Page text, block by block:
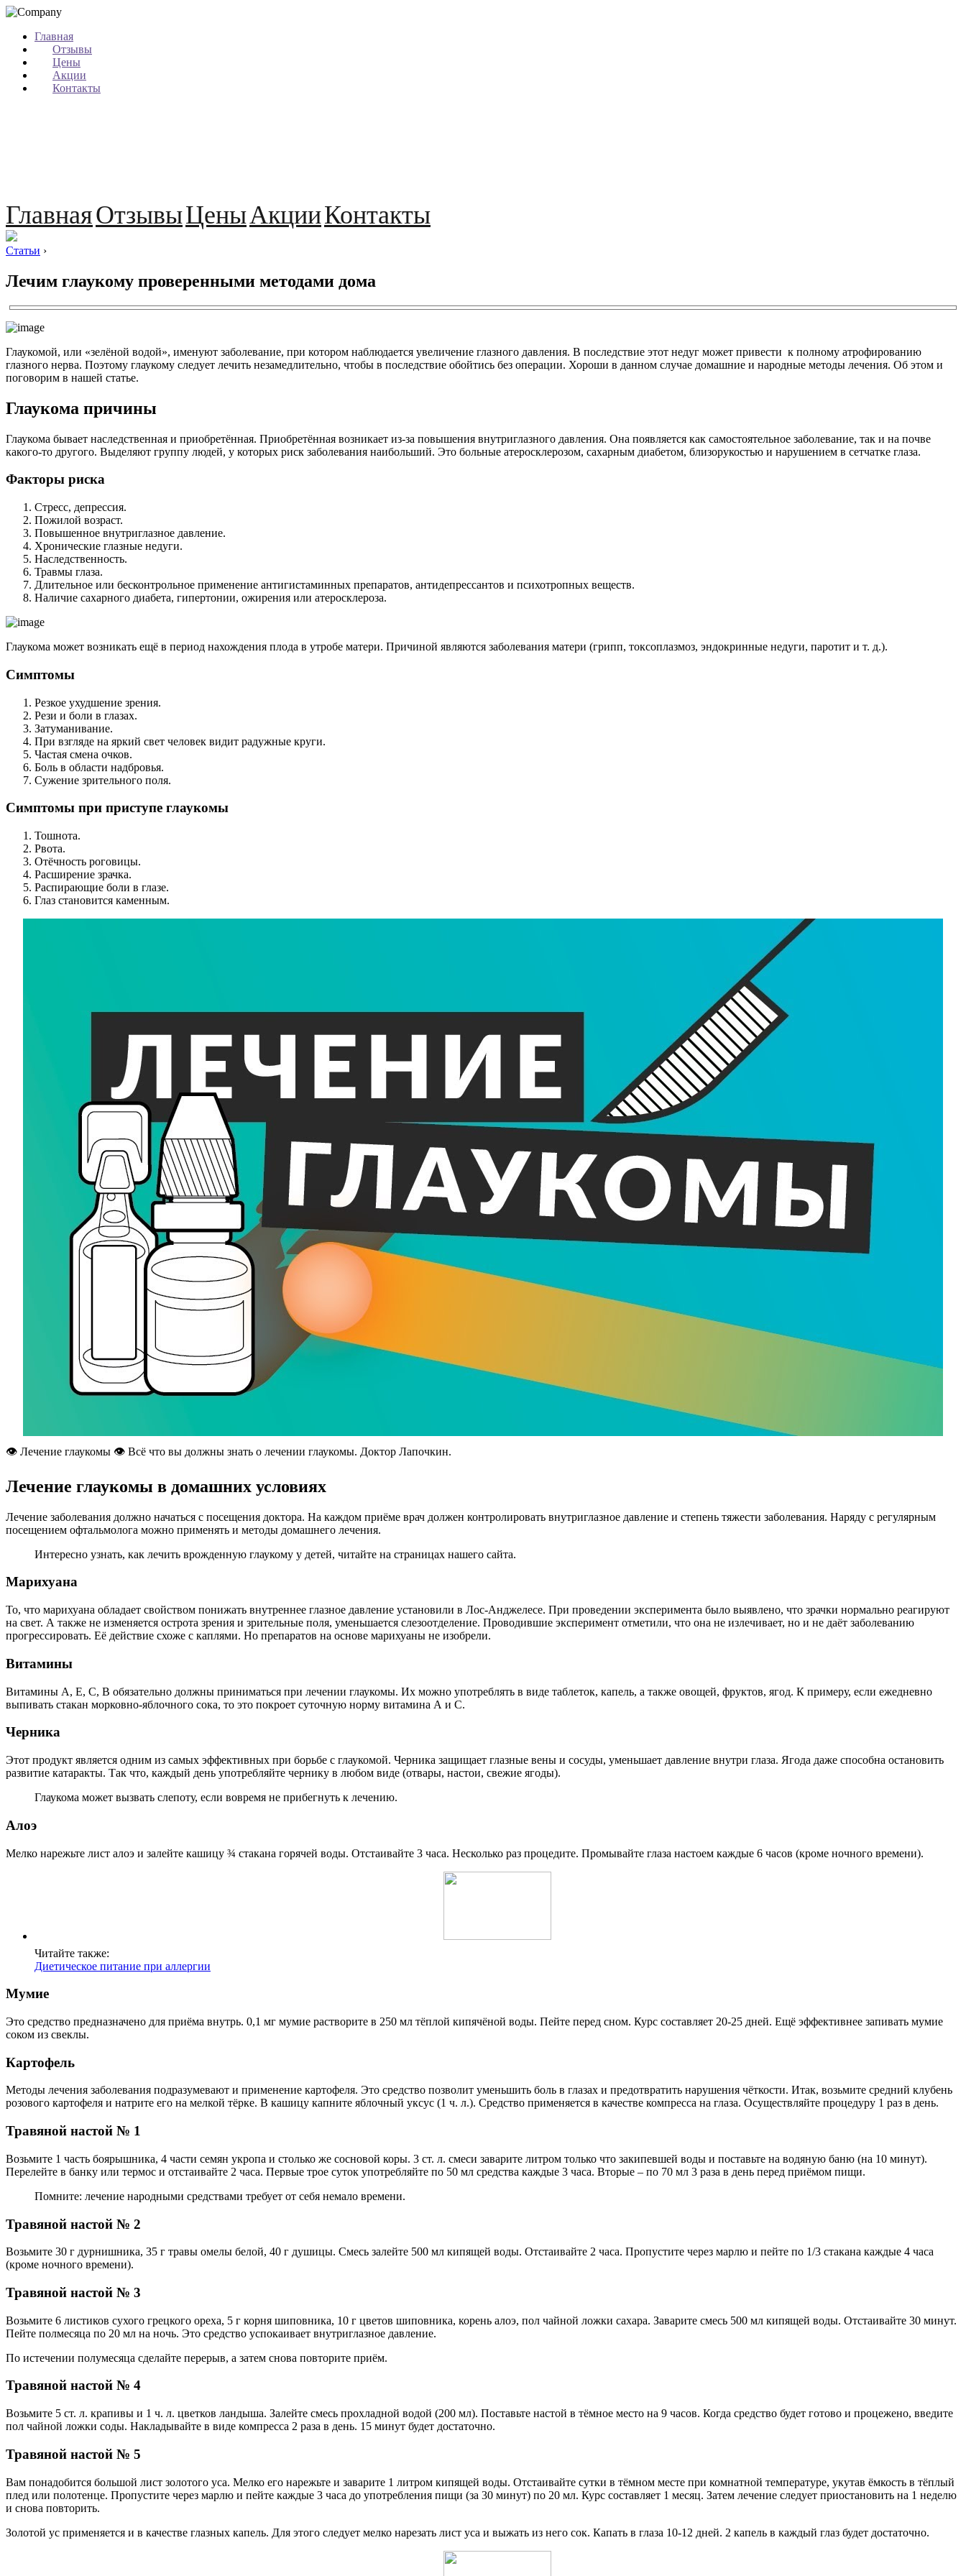
Главная
Отзывы
Цены
Акции
Контакты
ГлавнаяОтзывыЦеныАкцииКонтакты
Статьи ›
Лечим глаукому проверенными методами дома
Глаукомой, или «зелёной водой», именуют заболевание, при котором наблюдается увеличение глазного давления. В последствие этот недуг может привести к полному атрофированию
глазного нерва. Поэтому глаукому следует лечить незамедлительно, чтобы в последствие обойтись без операции. Хороши в данном случае домашние и народные методы лечения. Об этом и
поговорим в нашей статье.
Глаукома причины
Глаукома бывает наследственная и приобретённая. Приобретённая возникает из-за повышения внутриглазного давления. Она появляется как самостоятельное заболевание, так и на почве
какого-то другого. Выделяют группу людей, у которых риск заболевания наибольший. Это больные атеросклерозом, сахарным диабетом, близорукостью и нарушением в сетчатке глаза.
Факторы риска
Стресс, депрессия.
Пожилой возраст.
Повышенное внутриглазное давление.
Хронические глазные недуги.
Наследственность.
Травмы глаза.
Длительное или бесконтрольное применение антигистаминных препаратов, антидепрессантов и психотропных веществ.
Наличие сахарного диабета, гипертонии, ожирения или атеросклероза.
Глаукома может возникать ещё в период нахождения плода в утробе матери. Причиной являются заболевания матери (грипп, токсоплазмоз, эндокринные недуги, паротит и т. д.).
Симптомы
Резкое ухудшение зрения.
Рези и боли в глазах.
Затуманивание.
При взгляде на яркий свет человек видит радужные круги.
Частая смена очков.
Боль в области надбровья.
Сужение зрительного поля.
Симптомы при приступе глаукомы
Тошнота.
Рвота.
Отёчность роговицы.
Расширение зрачка.
Распирающие боли в глазе.
Глаз становится каменным.
👁️ Лечение глаукомы 👁️ Всё что вы должны знать о лечении глаукомы. Доктор Лапочкин.
Лечение глаукомы в домашних условиях
Лечение заболевания должно начаться с посещения доктора. На каждом приёме врач должен контролировать внутриглазное давление и степень тяжести заболевания. Наряду с регулярным
посещением офтальмолога можно применять и методы домашнего лечения.
Интересно узнать, как лечить врожденную глаукому у детей, читайте на страницах нашего сайта.
Марихуана
То, что марихуана обладает свойством понижать внутреннее глазное давление установили в Лос-Анджелесе. При проведении эксперимента было выявлено, что зрачки нормально реагируют
на свет. А также не изменяется острота зрения и зрительные поля, уменьшается слезоотделение. Проводившие эксперимент отметили, что она не излечивает, но и не даёт заболеванию
прогрессировать. Её действие схоже с каплями. Но препаратов на основе марихуаны не изобрели.
Витамины
Витамины А, Е, С, В обязательно должны приниматься при лечении глаукомы. Их можно употреблять в виде таблеток, капель, а также овощей, фруктов, ягод. К примеру, если ежедневно
выпивать стакан морковно-яблочного сока, то это покроет суточную норму витамина А и С.
Черника
Этот продукт является одним из самых эффективных при борьбе с глаукомой. Черника защищает глазные вены и сосуды, уменьшает давление внутри глаза. Ягода даже способна остановить
развитие катаракты. Так что, каждый день употребляйте чернику в любом виде (отвары, настои, свежие ягоды).
Глаукома может вызвать слепоту, если вовремя не прибегнуть к лечению.
Алоэ
Мелко нарежьте лист алоэ и залейте кашицу ¾ стакана горячей воды. Отстаивайте 3 часа. Несколько раз процедите. Промывайте глаза настоем каждые 6 часов (кроме ночного времени).
Читайте также:
Диетическое питание при аллергии
Мумие
Это средство предназначено для приёма внутрь. 0,1 мг мумие растворите в 250 мл тёплой кипячёной воды. Пейте перед сном. Курс составляет 20-25 дней. Ещё эффективнее запивать мумие
соком из свеклы.
Картофель
Методы лечения заболевания подразумевают и применение картофеля. Это средство позволит уменьшить боль в глазах и предотвратить нарушения чёткости. Итак, возьмите средний клубень
розового картофеля и натрите его на мелкой тёрке. В кашицу капните яблочный уксус (1 ч. л.). Средство применяется в качестве компресса на глаза. Осуществляйте процедуру 1 раз в день.
Травяной настой № 1
Возьмите 1 часть боярышника, 4 части семян укропа и столько же сосновой коры. 3 ст. л. смеси заварите литром только что закипевшей воды и поставьте на водяную баню (на 10 минут).
Перелейте в банку или термос и отстаивайте 2 часа. Первые трое суток употребляйте по 50 мл средства каждые 3 часа. Вторые – по 70 мл 3 раза в день перед приёмом пищи.
Помните: лечение народными средствами требует от себя немало времени.
Травяной настой № 2
Возьмите 30 г дурнишника, 35 г травы омелы белой, 40 г душицы. Смесь залейте 500 мл кипящей воды. Отстаивайте 2 часа. Пропустите через марлю и пейте по 1/3 стакана каждые 4 часа
(кроме ночного времени).
Травяной настой № 3
Возьмите 6 листиков сухого грецкого ореха, 5 г корня шиповника, 10 г цветов шиповника, корень алоэ, пол чайной ложки сахара. Заварите смесь 500 мл кипящей воды. Отстаивайте 30 минут.
Пейте полмесяца по 20 мл на ночь. Это средство успокаивает внутриглазное давление.
По истечении полумесяца сделайте перерыв, а затем снова повторите приём.
Травяной настой № 4
Возьмите 5 ст. л. крапивы и 1 ч. л. цветков ландыша. Залейте смесь прохладной водой (200 мл). Поставьте настой в тёмное место на 9 часов. Когда средство будет готово и процежено, введите
пол чайной ложки соды. Накладывайте в виде компресса 2 раза в день. 15 минут будет достаточно.
Травяной настой № 5
Вам понадобится большой лист золотого уса. Мелко его нарежьте и заварите 1 литром кипящей воды. Отстаивайте сутки в тёмном месте при комнатной температуре, укутав ёмкость в тёплый
плед или полотенце. Пропустите через марлю и пейте каждые 3 часа до употребления пищи (за 30 минут) по 20 мл. Курс составляет 1 месяц. Затем лечение следует приостановить на 1 неделю
и снова повторить.
Золотой ус применяется и в качестве глазных капель. Для этого следует мелко нарезать лист уса и выжать из него сок. Капать в глаза 10-12 дней. 2 капель в каждый глаз будет достаточно.